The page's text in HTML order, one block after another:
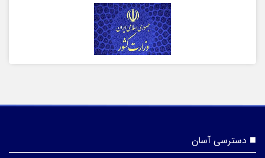
دسترسی آسان